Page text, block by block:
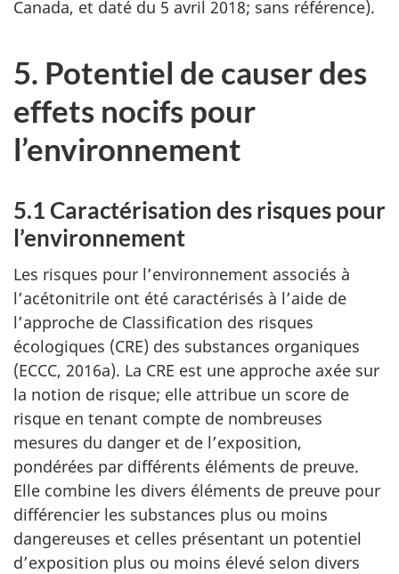
Canada, et daté du 5 avril 2018; sans référence).
5. Potentiel de causer des
effets nocifs pour
l’environnement
5.1 Caractérisation des risques pour
l’environnement
Les risques pour l’environnement associés à
l’acétonitrile ont été caractérisés à l’aide de
l’approche de Classification des risques
écologiques (CRE) des substances organiques
(ECCC, 2016a). La CRE est une approche axée sur
la notion de risque; elle attribue un score de
risque en tenant compte de nombreuses
mesures du danger et de l’exposition,
pondérées par différents éléments de preuve.
Elle combine les divers éléments de preuve pour
différencier les substances plus ou moins
dangereuses et celles présentant un potentiel
d’exposition plus ou moins élevé selon divers